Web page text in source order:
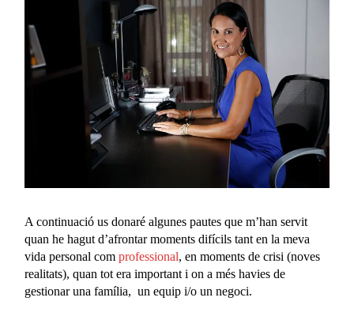
A continuació us donaré algunes pautes que m’han servit
quan hehagut d’afrontar moments difícils tant en la meva
vida personal comprofessional, en moments de crisi (noves
realitats),quantot era important i on a més havies de
gestionar una família, un equip i/o un negoci.